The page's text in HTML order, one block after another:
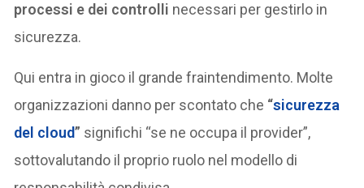
processi e dei controlli necessari per gestirlo in
sicurezza.
Qui entra in gioco il grande fraintendimento. Molte
organizzazioni danno per scontato che “sicurezza
del cloud” significhi “se ne occupa il provider”,
sottovalutando il proprio ruolo nel modello di